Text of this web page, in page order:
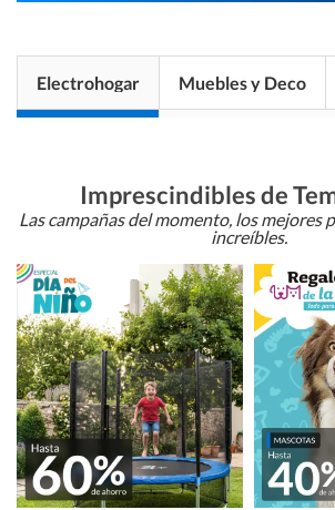
Electrohogar Muebles y Deco
Imprescindibles de
Las campañas del momento, los mejores
increíbles.